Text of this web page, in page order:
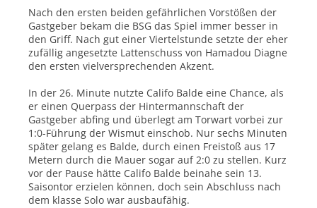
Nach den ersten beiden gefährlichen Vorstößen der
Gastgeber bekam die BSG das Spiel immer besser in
den Griff. Nach gut einer Viertelstunde setzte der eher
zufällig angesetzte Lattenschuss von Hamadou Diagne
den ersten vielversprechenden Akzent.
In der 26. Minute nutzte Califo Balde eine Chance, als
er einen Querpass der Hintermannschaft der
Gastgeber abfing und überlegt am Torwart vorbei zur
1:0-Führung der Wismut einschob. Nur sechs Minuten
später gelang es Balde, durch einen Freistoß aus 17
Metern durch die Mauer sogar auf 2:0 zu stellen. Kurz
vor der Pause hätte Califo Balde beinahe sein 13.
Saisontor erzielen können, doch sein Abschluss nach
dem klasse Solo war ausbaufähig.